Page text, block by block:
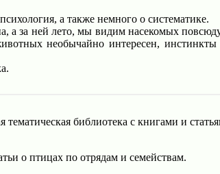
а также немного о систематике.
а за ней лето, мы видим насекомых
необычайно интересен,
тематическая библиотека с книгами и
о птицах по отрядам и семействам.